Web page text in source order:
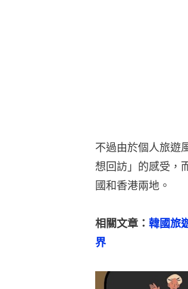
不過由於個人旅遊
想回訪」的感受，
國和香港兩地。
相關文章： 韓國旅
界